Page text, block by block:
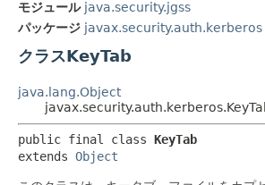
モジュール java.security.jgss
パッケージ javax.security.auth.kerberos
クラスKeyTab
java.lang.Object
public final class KeyTab
extends Object